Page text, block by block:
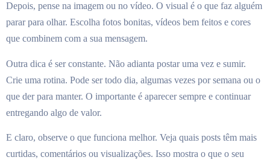
Depois, pense na imagem ou no vídeo. O visual é o que faz alguém
parar para olhar. Escolha fotos bonitas, vídeos bem feitos e cores
que combinem com a sua mensagem.
Outra dica é ser constante. Não adianta postar uma vez e sumir.
Crie uma rotina. Pode ser todo dia, algumas vezes por semana ou o
que der para manter. O importante é aparecer sempre e continuar
entregando algo de valor.
E claro, observe o que funciona melhor. Veja quais posts têm mais
curtidas, comentários ou visualizações. Isso mostra o que o seu